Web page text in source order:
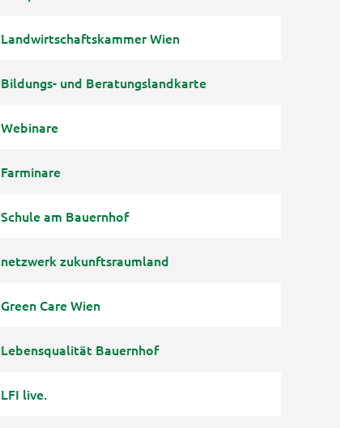
Landwirtschaftskammer Wien
Bildungs- und Beratungslandkarte
Webinare
Farminare
Schule am Bauernhof
netzwerk zukunftsraumland
Green Care Wien
Lebensqualität Bauernhof
LFI live.